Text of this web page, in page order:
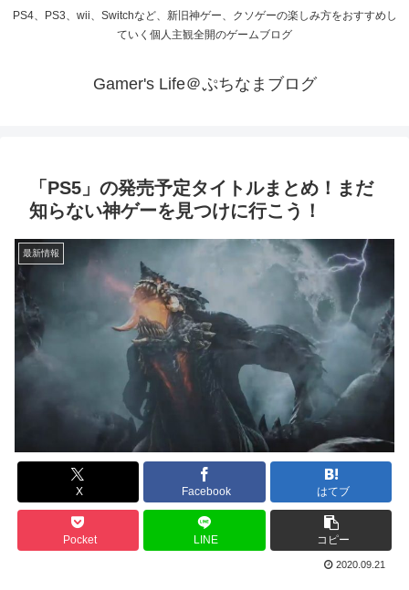
PS4、PS3、wii、Switchなど、新旧神ゲー、クソゲーの楽しみ方をおすすめし
ていく個人主観全開のゲームブログ
Gamer's Life＠ぷちなまブログ
「PS5」の発売予定タイトルまとめ！まだ
知らない神ゲーを見つけに行こう！
最新情報
X Facebook はてブ
Pocket LINE コピー
2020.09.21